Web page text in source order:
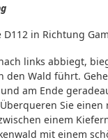
D112 in Richtung
links abbiegt,
den Wald führt.
am Ende
Sie einen
einem
mit einem